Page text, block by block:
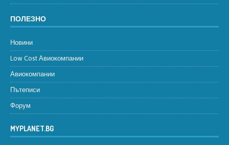
ПОЛЕЗНО
Новини
Low Cost Авиокомпании
Авиокомпании
Пътеписи
Форум
MYPLANET.BG